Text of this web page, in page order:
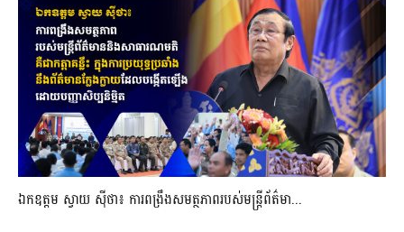
ឯកឧត្តម ស្វាយ ស៊ីថា៖ ការពង្រឹងសមត្ថភាពរបស់មន្ត្រីព័ត៌មា...